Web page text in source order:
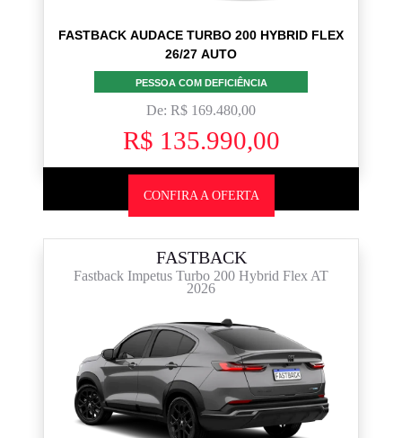
FASTBACK AUDACE TURBO 200 HYBRID FLEX
26/27 AUTO
PESSOA COM DEFICIÊNCIA
De: R$ 169.480,00
R$ 135.990,00
CONFIRA A OFERTA
FASTBACK
Fastback Impetus Turbo 200 Hybrid Flex AT
2026